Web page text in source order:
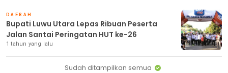
DAERAH
Bupati Luwu Utara Lepas Ribuan Peserta
Jalan Santai Peringatan HUT ke-26
1 tahun yang lalu
Sudah ditampilkan semua